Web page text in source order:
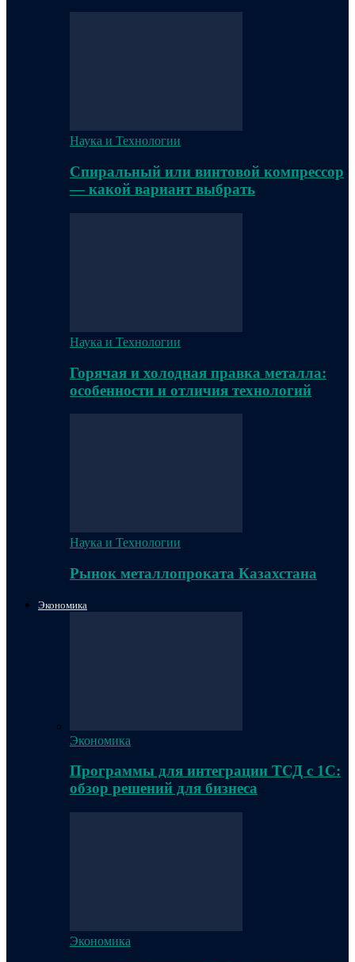
Наука и Технологии
Спиральный или винтовой компрессор
— какой вариант выбрать
Наука и Технологии
Горячая и холодная правка металла:
особенности и отличия технологий
Наука и Технологии
Рынок металлопроката Казахстана
Экономика
Экономика
Программы для интеграции ТСД с 1С:
обзор решений для бизнеса
Экономика